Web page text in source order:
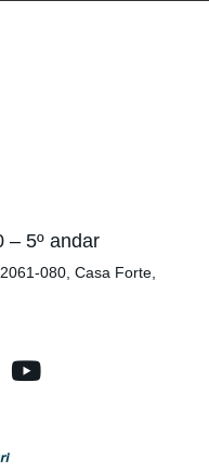
– 5º andar
080, Casa Forte,